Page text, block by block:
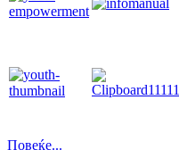
Повеќе...